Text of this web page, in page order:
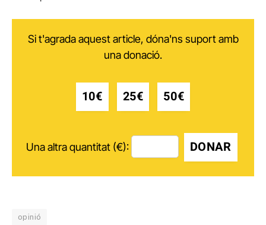
Si t'agrada aquest article, dóna'ns suport amb
una donació.
10€ 25€ 50€
Una altra quantitat (€): DONAR
opinió